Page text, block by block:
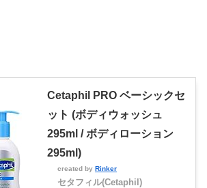
Cetaphil PRO ベーシックセ
ット (ボディウォッシュ
295ml / ボディローション
295ml)
created by Rinker
セタフィル(Cetaphil)